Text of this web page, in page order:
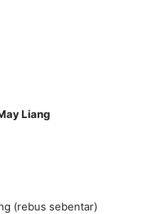
Liang
(rebus sebentar)